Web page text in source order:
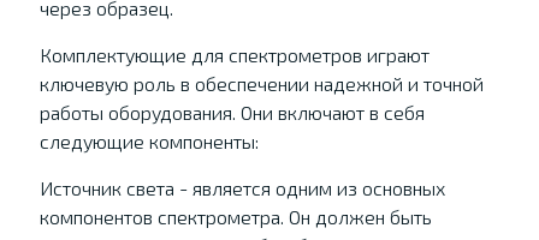
через образец.
Комплектующие для спектрометров играют
ключевую роль в обеспечении надежной и точной
работы оборудования. Они включают в себя
следующие компоненты:
Источник света - является одним из основных
компонентов спектрометра. Он должен быть